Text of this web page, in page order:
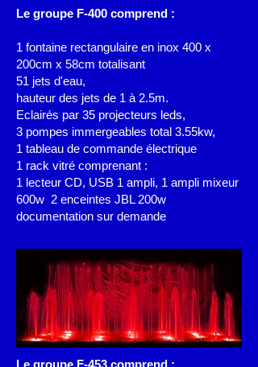
Le groupe F-400 comprend :
1 fontaine rectangulaire en inox 400 x
200cm x 58cm totalisant
51 jets d'eau,
hauteur des jets de 1 à 2.5m.
Eclairés par 35 projecteurs leds,
3 pompes immergeables total 3.55kw,
1 tableau de commande électrique
1 rack vitré comprenant :
1 lecteur CD, USB 1 ampli, 1 ampli mixeur
600w 2 enceintes JBL 200w
documentation sur demande
Le groupe F-453 comprend :